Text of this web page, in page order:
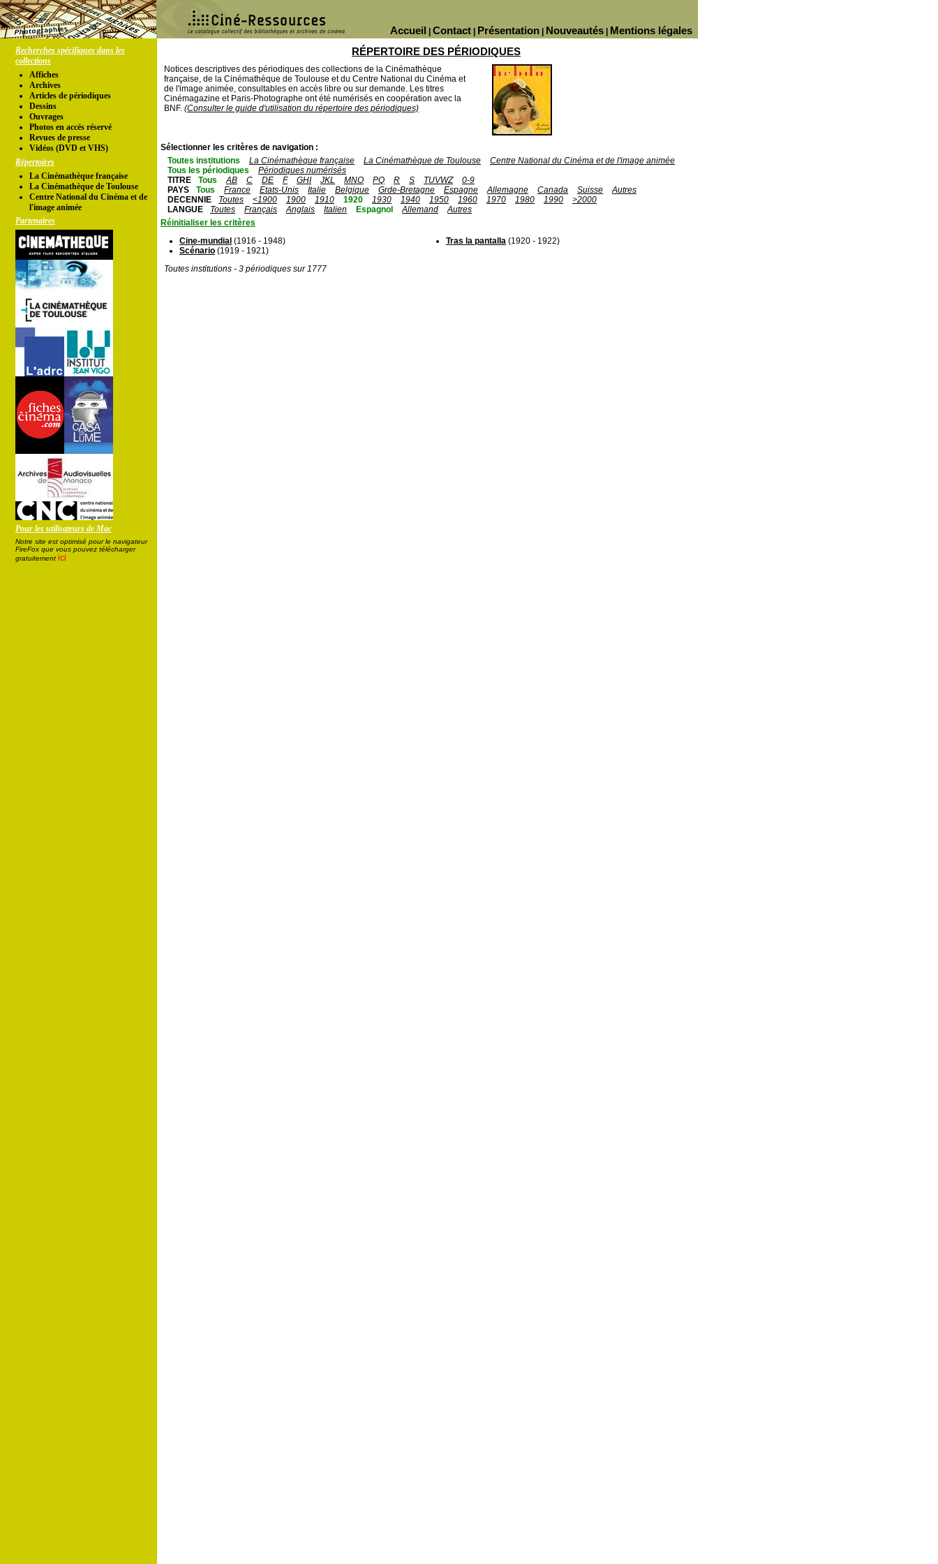
Mentions légales
Nouveautés
Présentation
Contact
Accueil
Recherches spécifiques dans les
collections
Affiches
Archives
Articles de périodiques
Dessins
Ouvrages
Photos en accés réservé
Revues de presse
Vidéos (DVD et VHS)
Répertoires
La Cinémathèque française
La Cinémathèque de Toulouse
Centre National du Cinéma et de
l'image animée
Partenaires
Pour les utilisateurs de Mac
Notre site est optimisé pour le navigateur
FireFox que vous pouvez télécharger
gratuitement ici
RÉPERTOIRE DES PÉRIODIQUES
Notices descriptives des périodiques des collections de la Cinémathèque
française, de la Cinémathèque de Toulouse et du Centre National du Cinéma et
de l'image animée, consultables en accès libre ou sur demande. Les titres
Cinémagazine et Paris-Photographe ont été numérisés en coopération avec la
BNF. (Consulter le guide d'utilisation du répertoire des périodiques)
Sélectionner les critères de navigation :
Toutes institutions
La Cinémathèque française La Cinémathèque de Toulouse
Centre National du Cinéma et de l'image animée
Tous les périodiques
Périodiques numérisés
TITRE
Tous AB C DE F GHI JKL MNO PQ R S TUVWZ
0-9
PAYS
Tous France Etats-Unis Italie Belgique Grde-Bretagne Espagne Allemagne Canada Suisse
Autres
DECENNIE
Toutes <1900 1900 1910 1920 1930 1940 1950 1960 1970 1980 1990
>2000
LANGUE
Toutes Français Anglais Italien Espagnol Allemand
Autres
Réinitialiser les critères
Cine-mundial (1916 - 1948)
Scénario (1919 - 1921)
Tras la pantalla (1920 - 1922)
Toutes institutions - 3 périodiques sur 1777